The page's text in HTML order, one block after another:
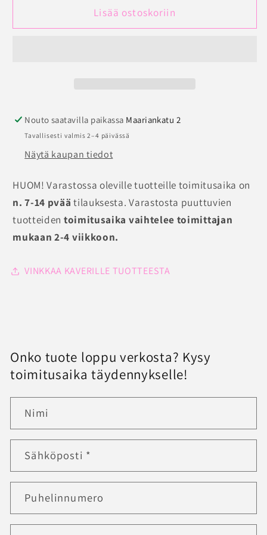
Active
Anita
Active
Lisää ostoskoriin
Nouto saatavilla paikassa Maariankatu 2
Tavallisesti valmis 2–4 päivässä
Näytä kaupan tiedot
HUOM! Varastossa oleville tuotteille toimitusaika on
n. 7-14 pvää tilauksesta. Varastosta puuttuvien
tuotteiden toimitusaika vaihtelee toimittajan
mukaan 2-4 viikkoon.
VINKKAA KAVERILLE TUOTTEESTA
Onko tuote loppu verkosta? Kysy
toimitusaika täydennykselle!
Nimi
Sähköposti *
Puhelinnumero